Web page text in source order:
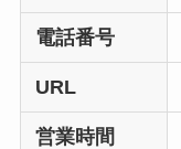
電話番号
URL
営業時間